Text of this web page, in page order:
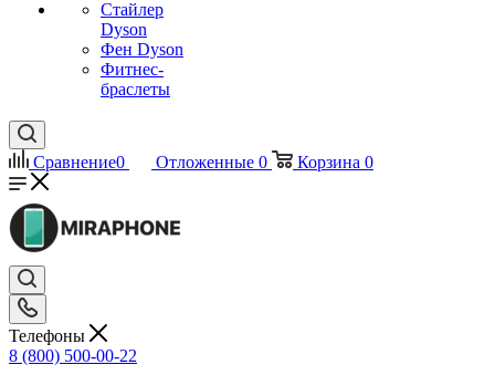
Стайлер
Dyson
Фен Dyson
Фитнес-
браслеты
Сравнение0 Отложенные 0 Корзина 0
Телефоны
8 (800) 500-00-22